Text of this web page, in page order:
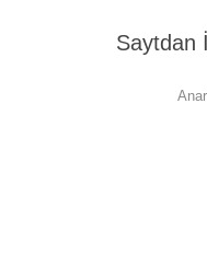
Saytdan